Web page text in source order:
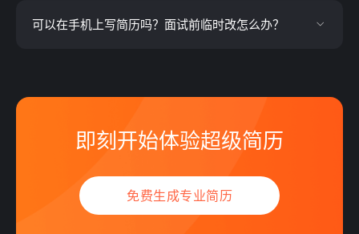
可以在手机上写简历吗？面试前临时改怎么办？
即刻开始体验超级简历
免费生成专业简历